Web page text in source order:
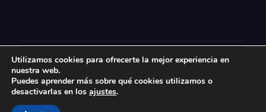
Todos los derechos reservados.
eCommerce Gem porProDesigns
Utilizamos cookies para ofrecerte la mejor experiencia en
nuestra web.
Puedes aprender más sobre qué cookies utilizamos o
desactivarlas en los ajustes.